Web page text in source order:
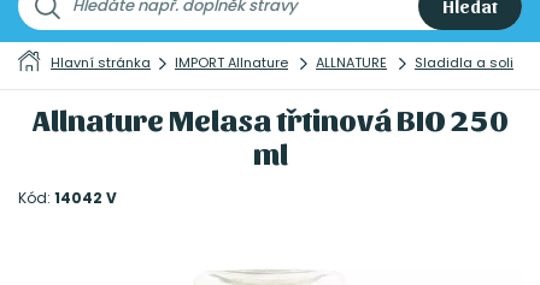
Hledat
Hlavní stránka IMPORT Allnature ALLNATURE Sladidla a soli
Allnature Melasa třtinová BIO 250
ml
Kód: 14042 V